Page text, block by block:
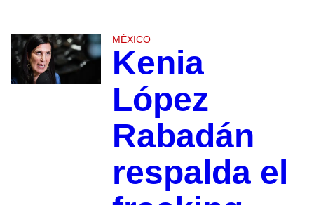
MÉXICO
Kenia
López
Rabadán
respalda el